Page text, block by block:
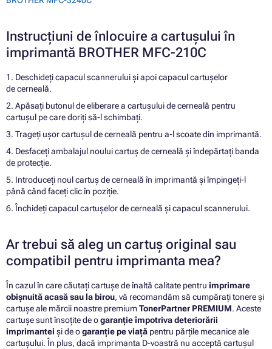
Instrucțiuni de înlocuire a cartușului în
imprimantă BROTHER MFC-210C
1. Deschideți capacul scannerului și apoi capacul cartușelor
de cerneală.
2. Apăsați butonul de eliberare a cartușului de cerneală pentru
cartușul pe care doriți să-l schimbați.
3. Trageți ușor cartușul de cerneală pentru a-l scoate din imprimantă.
4. Desfaceți ambalajul noului cartuș de cerneală și îndepărtați banda
de protecție.
5. Introduceți noul cartuș de cerneală în imprimantă și împingeți-l
până când faceți clic în poziție.
6. Închideți capacul cartușelor de cerneală și capacul scannerului.
Ar trebui să aleg un cartuș original sau
compatibil pentru imprimanta mea?
În cazul în care căutați cartușe de înaltă calitate pentru imprimare
obișnuită acasă sau la birou, vă recomandăm să cumpărați tonere și
cartușe ale mărcii noastre premiumTonerPartner PREMIUM. Aceste
cartușe sunt însoțite de ogaranție împotriva deteriorării
imprimantei și de ogaranție pe viață pentru părțile mecanice ale
cartușului. În plus, dacă imprimanta D-voastră nu acceptă cartușul